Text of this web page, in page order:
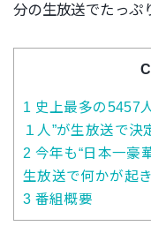
分の生放送でたっぷ
1 史上最多の5457
１人”が生放送で決
2 今年も“日本一豪
生放送で何かが起
3 番組概要